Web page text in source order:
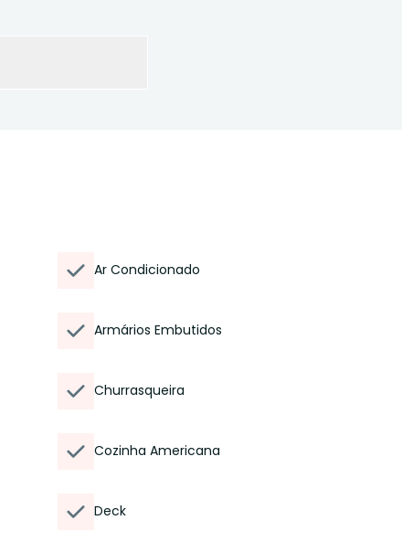
Ar Condicionado
Armários Embutidos
Churrasqueira
Cozinha Americana
Deck